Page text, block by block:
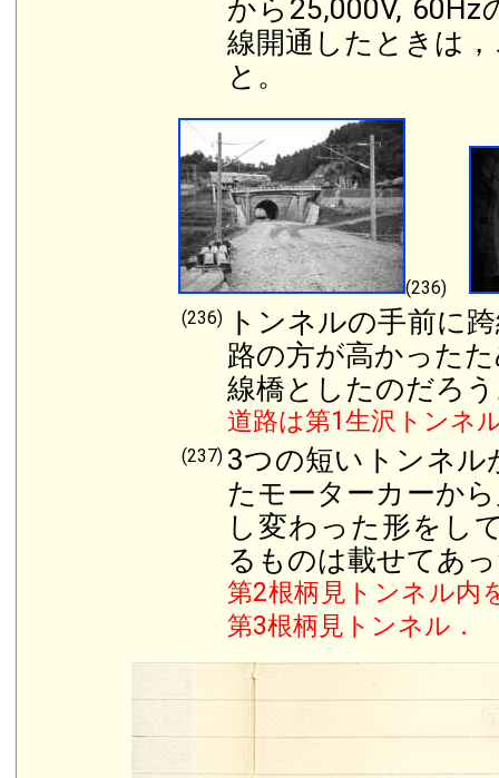
から25,000V,
線開通したときは
と。
(236)
(236)
トンネルの手前に
路の方が高かった
線橋としたのだろ
道路は第1生沢トンネ
(237) 3つの短いトンネル
たモーターカーか
し変わった形をし
るものは載せてあ
第2根柄見トンネル内
第3根柄見トンネル．